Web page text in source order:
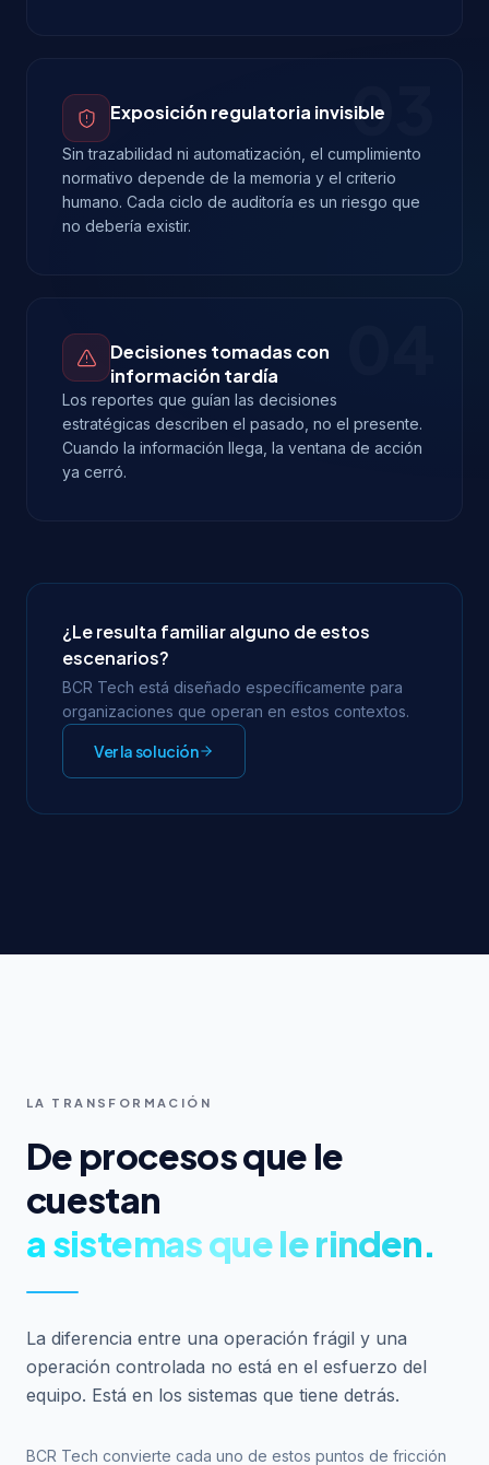
03
Exposición regulatoria invisible
Sin trazabilidad ni automatización, el cumplimiento
normativo depende de la memoria y el criterio
humano. Cada ciclo de auditoría es un riesgo que
no debería existir.
Decisiones tomadas con
información tardía
Los reportes que guían las decisiones
estratégicas describen el pasado, no el presente.
Cuando la información llega, la ventana de acción
ya cerró.
¿Le resulta familiar alguno de estos
escenarios?
BCR Tech está diseñado específicamente para
organizaciones que operan en estos contextos.
Ver la solución
LA TRANSFORMACIÓN
De procesos que le
cuestan
a sistemas que le rinden.
La diferencia entre una operación frágil y una
operación controlada no está en el esfuerzo del
equipo. Está en los sistemas que tiene detrás.
BCR Tech convierte cada uno de estos puntos de fricción